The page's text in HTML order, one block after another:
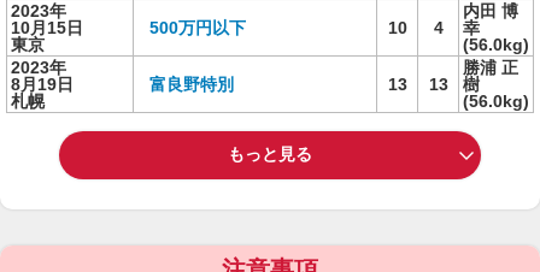
2023年
10月15日
東京
500万円以下 10 4
内田 博
幸
(56.0kg)
2023年
8月19日
札幌
富良野特別 13 13
勝浦 正
樹
(56.0kg)
もっと見る